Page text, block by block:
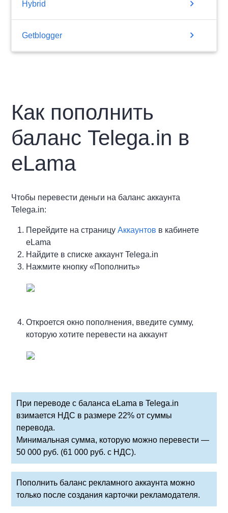
Hybrid chevron_right
Getblogger chevron_right
Как пополнить
баланс Telega.in в
eLama
Чтобы перевести деньги на баланс аккаунта
Telega.in:
Перейдите на страницуАккаунтов в кабинете
eLama
Найдите в списке аккаунт Telega.in
Нажмите кнопку «Пополнить»
Откроется окно пополнения, введите сумму,
которую хотите перевести на аккаунт
При переводе с баланса eLama в Telega.in
взимается НДС в размере 22% от суммы
перевода.
Минимальная сумма, которую можно перевести —
50 000 руб. (61 000 руб. с НДС).
Пополнить баланс рекламного аккаунта можно
только после создания карточки рекламодателя.